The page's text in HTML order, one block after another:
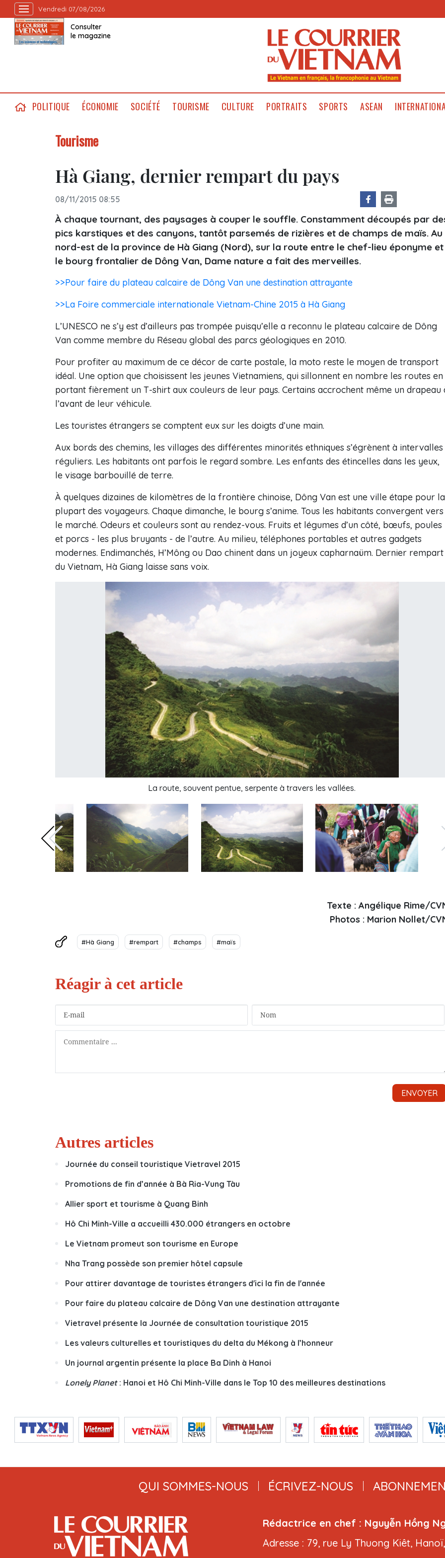
Vendredi 07/08/2026
Consulter
le magazine
POLITIQUE ÉCONOMIE SOCIÉTÉ TOURISME CULTURE PORTRAITS SPORTS ASEAN
Tourisme
Hà Giang, dernier rempart du pays
08/11/2015 08:55
À chaque tournant, des paysages à couper le souffle. Constamment découpés par
pics karstiques et des canyons, tantôt parsemés de rizières et de champs de maïs. Au
nord-est de la province de Hà Giang (Nord), sur la route entre le chef-lieu éponyme et
le bourg frontalier de Dông Van, Dame nature a fait des merveilles.
>>Pour faire du plateau calcaire de Dông Van une destination attrayante
>>La Foire commerciale internationale Vietnam-Chine 2015 à Hà Giang
L’UNESCO ne s’y est d’ailleurs pas trompée puisqu’elle a reconnu le plateau calcaire de Dông
Van comme membre du Réseau global des parcs géologiques en 2010.
Pour profiter au maximum de ce décor de carte postale, la moto reste le moyen de transport
idéal. Une option que choisissent les jeunes Vietnamiens, qui sillonnent en nombre les routes en
portant fièrement un T-shirt aux couleurs de leur pays. Certains accrochent même un drapeau
l’avant de leur véhicule.
Les touristes étrangers se comptent eux sur les doigts d’une main.
Aux bords des chemins, les villages des différentes minorités ethniques s’égrènent à intervalles
réguliers. Les habitants ont parfois le regard sombre. Les enfants des étincelles dans les yeux,
le visage barbouillé de terre.
À quelques dizaines de kilomètres de la frontière chinoise, Dông Van est une ville étape pour la
plupart des voyageurs. Chaque dimanche, le bourg s’anime. Tous les habitants convergent vers
le marché. Odeurs et couleurs sont au rendez-vous. Fruits et légumes d’un côté, bœufs, poules
et porcs - les plus bruyants - de l’autre. Au milieu, téléphones portables et autres gadgets
modernes. Endimanchés, H’Mông ou Dao chinent dans un joyeux capharnaüm. Dernier rempart
du Vietnam, Hà Giang laisse sans voix.
La route, souvent pentue, serpente à travers les vallées.
Texte : Angélique Rime/
Photos : Marion Nollet/
#Hà Giang #rempart #champs #maïs
Autres articles
Journée du conseil touristique Vietravel 2015
Promotions de fin d’année à Bà Ria-Vung Tàu
Allier sport et tourisme à Quang Binh
Hô Chi Minh-Ville a accueilli 430.000 étrangers en octobre
Le Vietnam promeut son tourisme en Europe
Nha Trang possède son premier hôtel capsule
Pour attirer davantage de touristes étrangers d'ici la fin de l'année
Pour faire du plateau calcaire de Dông Van une destination attrayante
Vietravel présente la Journée de consultation touristique 2015
Les valeurs culturelles et touristiques du delta du Mékong à l’honneur
Un journal argentin présente la place Ba Dinh à Hanoi
Lonely Planet: Hanoi et Hô Chi Minh-Ville dans le Top 10 des meilleures destinations
QUI SOMMES-NOUS ÉCRIVEZ-NOUS
Rédactrice en chef : Nguyễn Hồng
Adresse : 79, rue Ly Thuong Kiêt,